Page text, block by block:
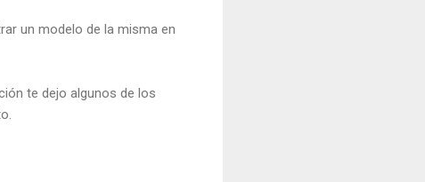
un modelo de la misma en
te dejo algunos de los